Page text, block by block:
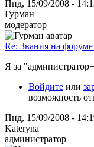
Пнд, 15/09/2008 -
Гурман
модератор
Re: Звания на
Я за
Войдите или
возможность
Пнд, 15/09/2008 -
Kateryna
администратор